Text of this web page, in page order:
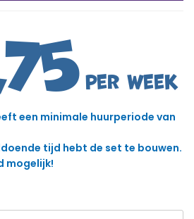
een minimale huurperiode van
tijd hebt de set te bouwen.
mogelijk!